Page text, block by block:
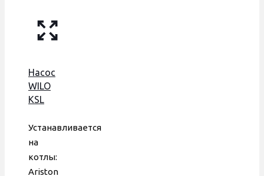
Насос
WILO
KSL
аналог
82 W,
без
гидрогруппы
Устанавливается
на
котлы:
Ariston